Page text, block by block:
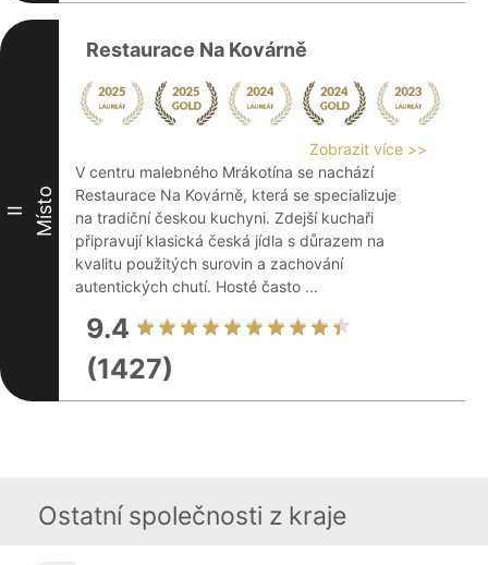
II Místo
Restaurace Na Kovárně
Zobrazit více >>
V centru malebného Mrákotína se nachází
Restaurace Na Kovárně, která se specializuje
na tradiční českou kuchyni. Zdejší kuchaři
připravují klasická česká jídla s důrazem na
kvalitu použitých surovin a zachování
autentických chutí. Hosté často ...
9.4
(1427)
Ostatní společnosti z kraje